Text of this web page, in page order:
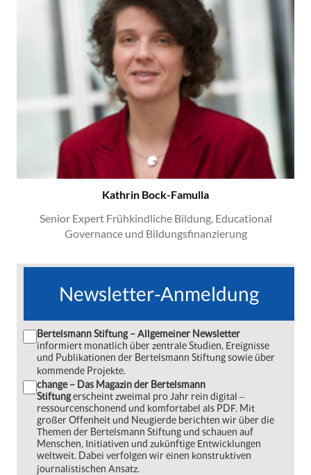
Kathrin Bock-Famulla
Senior Expert Frühkindliche Bildung, Educational
Governance und Bildungsfinanzierung
Newsletter-Anmeldung
Bertelsmann Stiftung – Allgemeiner Newsletter
informiert monatlich über zentrale Studien, Ereignisse
und Publikationen der Bertelsmann Stiftung sowie über
kommende Projekte.
change – Das Magazin der Bertelsmann
Stiftungerscheint zweimal pro Jahr rein digital ‒
ressourcenschonend und komfortabel als PDF. Mit
großer Offenheit und Neugierde berichten wir über die
Themen der Bertelsmann Stiftung und schauen auf
Menschen, Initiativen und zukünftige Entwicklungen
weltweit. Dabei verfolgen wir einen konstruktiven
journalistischen Ansatz.